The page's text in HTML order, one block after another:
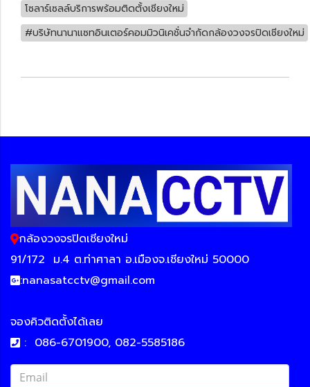
โซลาร์เซลล์บริการพร้อมติดตั้งเชียงใหม่
#บริษัทนานาแซทอินเตอร์คอมมิวนิเคชั่นจำกัดกล้องวงจรปิดเชียงใหม่
กล้องวงจรปิดเชียงใหม่
91/172 ม.4 ต.ท่าศาลา อ.เมืองจ.เชียงใหม่ 50000
:nanasatcctv@gmail.com
จองคิวติดตั้งได้เลย
: 086-6701900, 082-5585186